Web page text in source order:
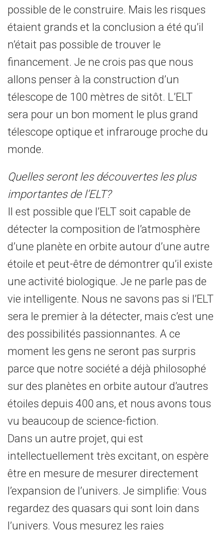
possible de le construire. Mais les risques
étaient grands et la conclusion a été qu’il
n’était pas possible de trouver le
financement. Je ne crois pas que nous
allons penser à la construction d’un
télescope de 100 mètres de sitôt. L’ELT
sera pour un bon moment le plus grand
télescope optique et infrarouge proche du
monde.
Quelles seront les découvertes les plus
importantes de l’ELT?
Il est possible que l’ELT soit capable de
détecter la composition de l’atmosphère
d’une planète en orbite autour d’une autre
étoile et peut-être de démontrer qu’il existe
une activité biologique. Je ne parle pas de
vie intelligente. Nous ne savons pas si l’ELT
sera le premier à la détecter, mais c’est une
des possibilités passionnantes. A ce
moment les gens ne seront pas surpris
parce que notre société a déjà philosophé
sur des planètes en orbite autour d’autres
étoiles depuis 400 ans, et nous avons tous
vu beaucoup de science-fiction.
Dans un autre projet, qui est
intellectuellement très excitant, on espère
être en mesure de mesurer directement
l’expansion de l’univers. Je simplifie: Vous
regardez des quasars qui sont loin dans
l’univers. Vous mesurez les raies